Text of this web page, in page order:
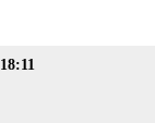
18:11